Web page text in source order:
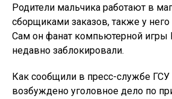
Родители мальчика работают в
сборщиками заказов, также у него
Сам он фанат компьютерной игры
недавно заблокировали.
Как сообщили в пресс-службе
возбуждено уголовное дело по